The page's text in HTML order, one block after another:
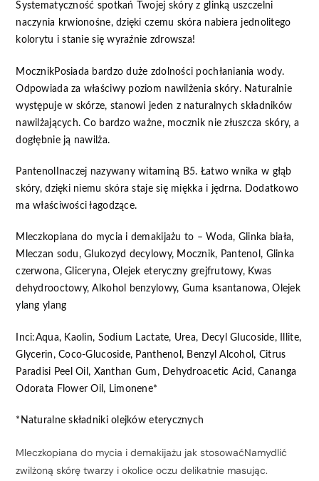
Systematyczność spotkań Twojej skóry z glinką uszczelni
naczynia krwionośne, dzięki czemu skóra nabiera jednolitego
kolorytu i stanie się wyraźnie zdrowsza!
MocznikPosiada bardzo duże zdolności pochłaniania wody.
Odpowiada za właściwy poziom nawilżenia skóry. Naturalnie
występuje w skórze, stanowi jeden z naturalnych składników
nawilżających. Co bardzo ważne, mocznik nie złuszcza skóry, a
dogłębnie ją nawilża.
PantenolInaczej nazywany witaminą B5. Łatwo wnika w głąb
skóry, dzięki niemu skóra staje się miękka i jędrna. Dodatkowo
ma właściwości łagodzące.
Mleczkopiana do mycia i demakijażu to – Woda, Glinka biała,
Mleczan sodu, Glukozyd decylowy, Mocznik, Pantenol, Glinka
czerwona, Gliceryna, Olejek eteryczny grejfrutowy, Kwas
dehydrooctowy, Alkohol benzylowy, Guma ksantanowa, Olejek
ylang ylang
Inci:Aqua, Kaolin, Sodium Lactate, Urea, Decyl Glucoside, Illite,
Glycerin, Coco-Glucoside, Panthenol, Benzyl Alcohol, Citrus
Paradisi Peel Oil, Xanthan Gum, Dehydroacetic Acid, Cananga
Odorata Flower Oil, Limonene*
*Naturalne składniki olejków eterycznych
Mleczkopiana do mycia i demakijażu jak stosowaćNamydlić
zwilżoną skórę twarzy i okolice oczu delikatnie masując.